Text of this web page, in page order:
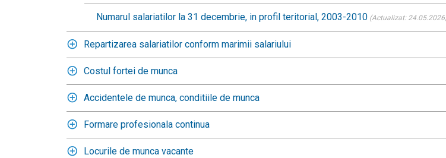
Numarul salariatilor la 31 decembrie, in profil teritorial, 2003-2010 (Actualizat: 24.05.2026
Repartizarea salariatilor conform marimii salariului
Costul fortei de munca
Accidentele de munca, conditiile de munca
Formare profesionala continua
Locurile de munca vacante